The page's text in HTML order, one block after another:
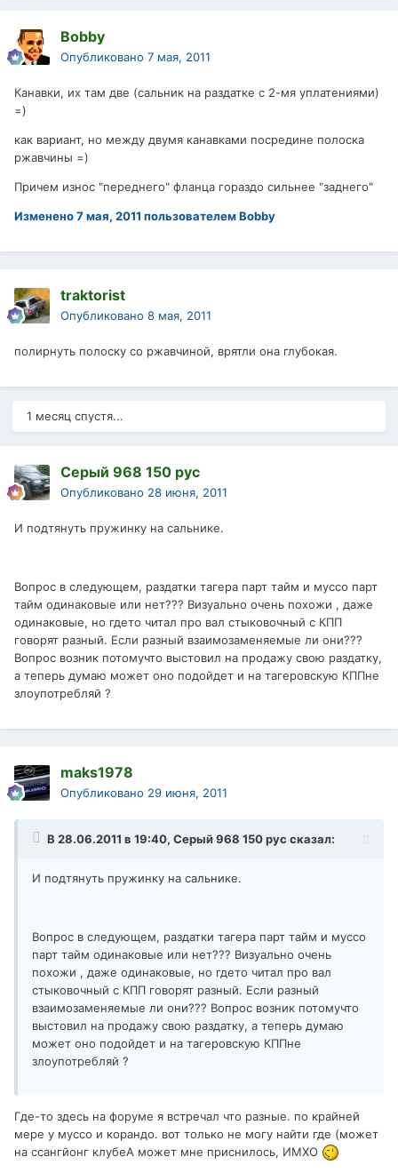
Bobby
Опубликовано 7 мая, 2011
Канавки, их там две (сальник на раздатке с 2-мя уплатениями)
=)
как вариант, но между двумя канавками посредине полоска
ржавчины =)
Причем износ "переднего" фланца гораздо сильнее "заднего"
Изменено7 мая, 2011 пользователем Bobby
traktorist
Опубликовано 8 мая, 2011
полирнуть полоску со ржавчиной, врятли она глубокая.
1 месяц спустя...
Серый 968 150 рус
Опубликовано 28 июня, 2011
И подтянуть пружинку на сальнике.
Вопрос в следующем, раздатки тагера парт тайм и муссо парт
тайм одинаковые или нет??? Визуально очень похожи , даже
одинаковые, но гдето читал про вал стыковочный с КПП
говорят разный. Если разный взаимозаменяемые ли они???
Вопрос возник потомучто выстовил на продажу свою раздатку,
а теперь думаю может оно подойдет и на тагеровскую КППне
злоупотребляй ?
maks1978
Опубликовано 29 июня, 2011
В 28.06.2011 в 19:40, Серый 968 150 рус сказал:
И подтянуть пружинку на сальнике.
Вопрос в следующем, раздатки тагера парт тайм и муссо
парт тайм одинаковые или нет??? Визуально очень
похожи , даже одинаковые, но гдето читал про вал
стыковочный с КПП говорят разный. Если разный
взаимозаменяемые ли они??? Вопрос возник потомучто
выстовил на продажу свою раздатку, а теперь думаю
может оно подойдет и на тагеровскую КППне
злоупотребляй ?
Где-то здесь на форуме я встречал что разные. по крайней
мере у муссо и корандо. вот только не могу найти где (может
на ссангйонг клубеА может мне приснилось, ИМХО